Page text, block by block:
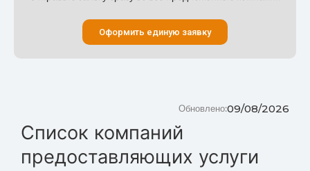
Оформить единую заявку
09/08/2026
Обновлено:
Список компаний
предоставляющих услуги